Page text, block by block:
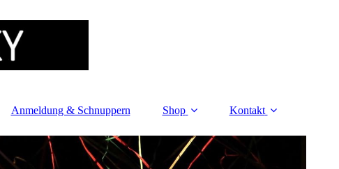
Anmeldung & Schnuppern Shop Kontakt